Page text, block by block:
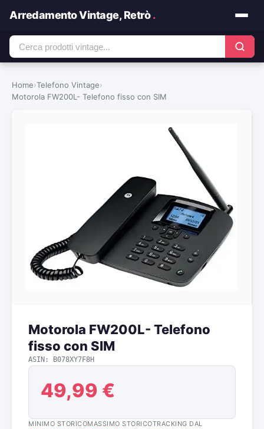
Arredamento Vintage, Retrò.
Home›Telefono Vintage›
Motorola FW200L- Telefono fisso con SIM
Motorola FW200L- Telefono
fisso con SIM
ASIN: B078XY7F8H
49,99 €
MINIMO STORICOMASSIMO STORICOTRACKING DAL